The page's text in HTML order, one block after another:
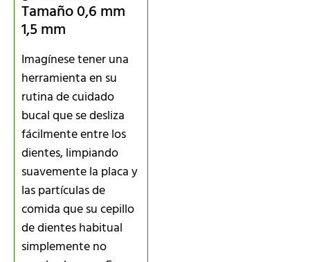
Tamaño 0,6 mm
1,5 mm
Imagínese tener una
herramienta en su
rutina de cuidado
bucal que se desliza
fácilmente entre los
dientes, limpiando
suavemente la placa y
las partículas de
comida que su cepillo
de dientes habitual
simplemente no